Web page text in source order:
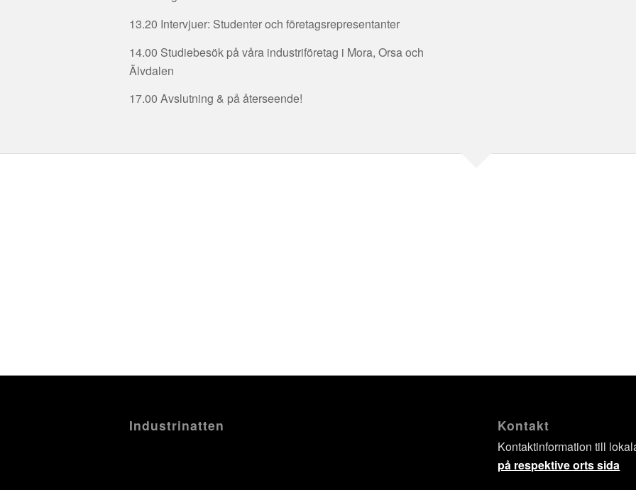
13.20 Intervjuer: Studenter och företagsrepresentanter
14.00 Studiebesök på våra industriföretag i Mora, Orsa och
Älvdalen
17.00 Avslutning & på återseende!
Industrinatten Kontakt
Kontaktinformation till
på respektive orts sida